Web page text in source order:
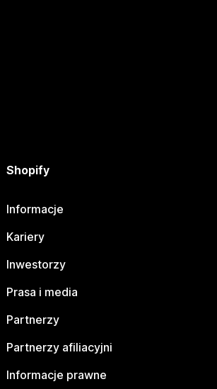
Shopify
Informacje
Kariery
Inwestorzy
Prasa i media
Partnerzy
Partnerzy afiliacyjni
Informacje prawne